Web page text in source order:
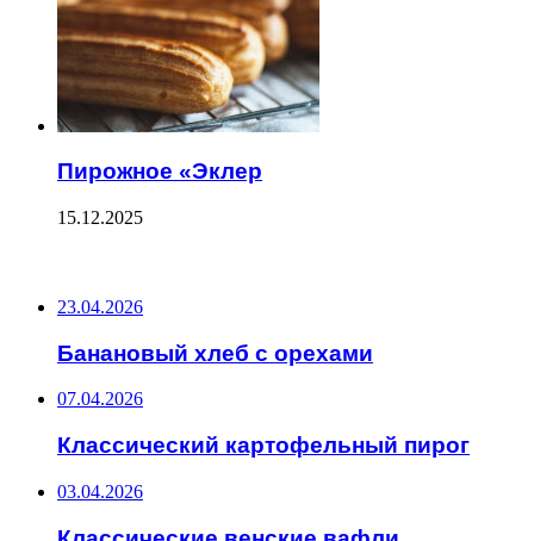
Пирожное «Эклер
15.12.2025
23.04.2026
Банановый хлеб с орехами
07.04.2026
Классический картофельный пирог
03.04.2026